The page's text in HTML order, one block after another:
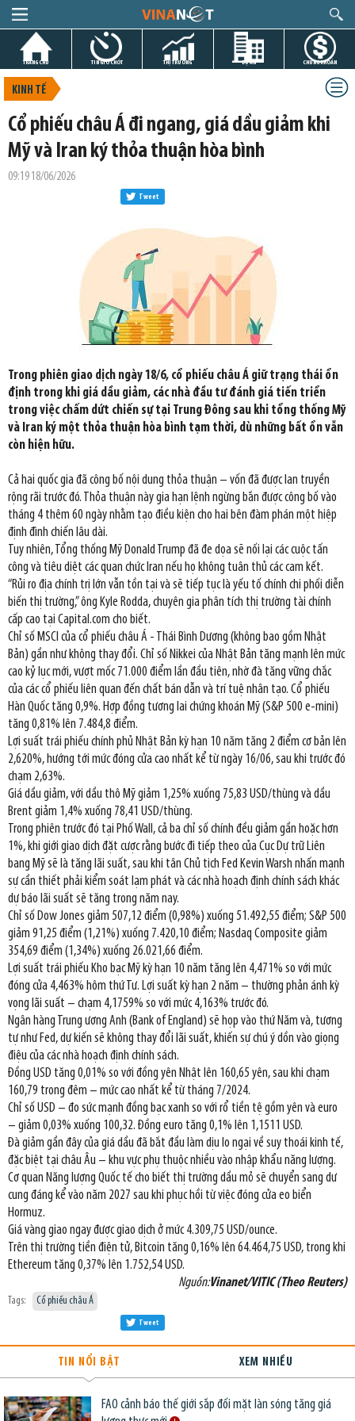
TRANG CHỦ TIN GIỜ CHÓT THỊ TRƯỜNG DỰ ÁN CHỨNG KHOÁN
KINH TẾ
Cổ phiếu châu Á đi ngang, giá dầu giảm khi
Mỹ và Iran ký thỏa thuận hòa bình
09:19 18/06/2026
Tweet
Trong phiên giao dịch ngày 18/6, cổ phiếu châu Á giữ trạng thái ổn
định trong khi giá dầu giảm, các nhà đầu tư đánh giá tiến triển
trong việc chấm dứt chiến sự tại Trung Đông sau khi tổng thống Mỹ
và Iran ký một thỏa thuận hòa bình tạm thời, dù những bất ổn vẫn
còn hiện hữu.
Cả hai quốc gia đã công bố nội dung thỏa thuận – vốn đã được lan truyền
rộng rãi trước đó. Thỏa thuận này gia hạn lệnh ngừng bắn được công bố vào
tháng 4 thêm 60 ngày nhằm tạo điều kiện cho hai bên đàm phán một hiệp
định đình chiến lâu dài.
Tuy nhiên, Tổng thống Mỹ Donald Trump đã đe dọa sẽ nối lại các cuộc tấn
công và tiêu diệt các quan chức Iran nếu họ không tuân thủ các cam kết.
“Rủi ro địa chính trị lớn vẫn tồn tại và sẽ tiếp tục là yếu tố chính chi phối diễn
biến thị trường,” ông Kyle Rodda, chuyên gia phân tích thị trường tài chính
cấp cao tại Capital.com cho biết.
Chỉ số MSCI của cổ phiếu châu Á - Thái Bình Dương (không bao gồm Nhật
Bản) gần như không thay đổi. Chỉ số Nikkei của Nhật Bản tăng mạnh lên mức
cao kỷ lục mới, vượt mốc 71.000 điểm lần đầu tiên, nhờ đà tăng vững chắc
của các cổ phiếu liên quan đến chất bán dẫn và trí tuệ nhân tạo. Cổ phiếu
Hàn Quốc tăng 0,9%. Hợp đồng tương lai chứng khoán Mỹ (S&P 500 e-mini)
tăng 0,81% lên 7.484,8 điểm.
Lợi suất trái phiếu chính phủ Nhật Bản kỳ hạn 10 năm tăng 2 điểm cơ bản lên
2,620%, hướng tới mức đóng cửa cao nhất kể từ ngày 16/06, sau khi trước đó
chạm 2,63%.
Giá dầu giảm, với dầu thô Mỹ giảm 1,25% xuống 75,83 USD/thùng và dầu
Brent giảm 1,4% xuống 78,41 USD/thùng.
Trong phiên trước đó tại Phố Wall, cả ba chỉ số chính đều giảm gần hoặc hơn
1%, khi giới giao dịch đặt cược rằng bước đi tiếp theo của Cục Dự trữ Liên
bang Mỹ sẽ là tăng lãi suất, sau khi tân Chủ tịch Fed Kevin Warsh nhấn mạnh
sự cần thiết phải kiểm soát lạm phát và các nhà hoạch định chính sách khác
dự báo lãi suất sẽ tăng trong năm nay.
Chỉ số Dow Jones giảm 507,12 điểm (0,98%) xuống 51.492,55 điểm; S&P 500
giảm 91,25 điểm (1,21%) xuống 7.420,10 điểm; Nasdaq Composite giảm
354,69 điểm (1,34%) xuống 26.021,66 điểm.
Lợi suất trái phiếu Kho bạc Mỹ kỳ hạn 10 năm tăng lên 4,471% so với mức
đóng cửa 4,463% hôm thứ Tư. Lợi suất kỳ hạn 2 năm – thường phản ánh kỳ
vọng lãi suất – chạm 4,1759% so với mức 4,163% trước đó.
Ngân hàng Trung ương Anh (Bank of England) sẽ họp vào thứ Năm và, tương
tự như Fed, dự kiến sẽ không thay đổi lãi suất, khiến sự chú ý dồn vào giọng
điệu của các nhà hoạch định chính sách.
Đồng USD tăng 0,01% so với đồng yên Nhật lên 160,65 yên, sau khi chạm
160,79 trong đêm – mức cao nhất kể từ tháng 7/2024.
Chỉ số USD – đo sức mạnh đồng bạc xanh so với rổ tiền tệ gồm yên và euro
– giảm 0,03% xuống 100,32. Đồng euro tăng 0,1% lên 1,1511 USD.
Đà giảm gần đây của giá dầu đã bắt đầu làm dịu lo ngại về suy thoái kinh tế,
đặc biệt tại châu Âu – khu vực phụ thuộc nhiều vào nhập khẩu năng lượng.
Cơ quan Năng lượng Quốc tế cho biết thị trường dầu mỏ sẽ chuyển sang dư
cung đáng kể vào năm 2027 sau khi phục hồi từ việc đóng cửa eo biển
Hormuz.
Giá vàng giao ngay được giao dịch ở mức 4.309,75 USD/ounce.
Trên thị trường tiền điện tử, Bitcoin tăng 0,16% lên 64.464,75 USD, trong khi
Ethereum tăng 0,37% lên 1.752,54 USD.
Nguồn:Vinanet/VITIC (Theo Reuters)
Tags: Cổ phiếu châu Á
Tweet
TIN NỔI BẬT XEM NHIỀU
FAO cảnh báo thế giới sắp đối mặt làn sóng tăng giá